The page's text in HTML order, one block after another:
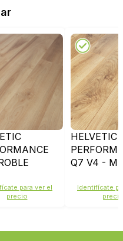
para ver el
precio
HELVETIC
Q7 V4 -
Identifícate
precio